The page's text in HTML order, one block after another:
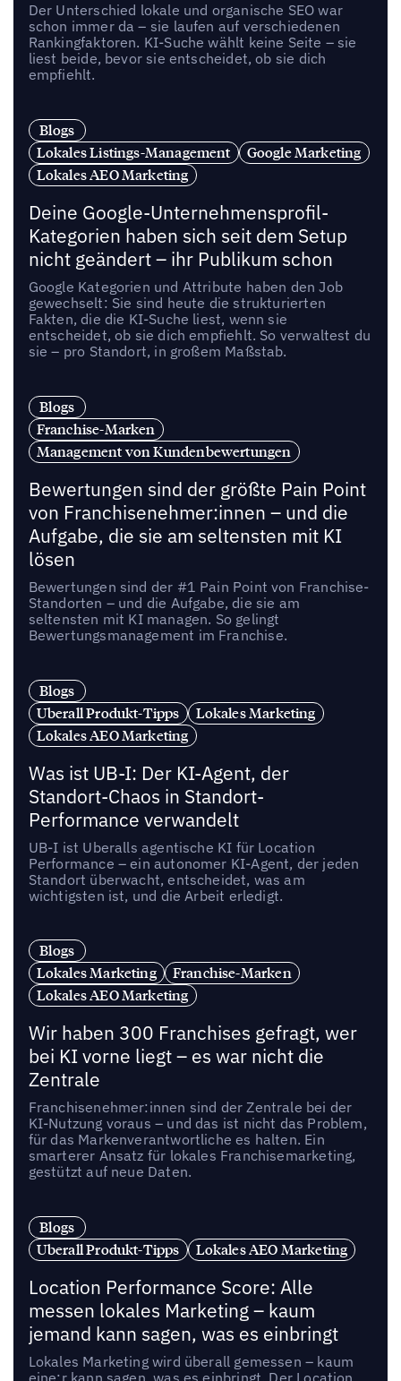
Der Unterschied lokale und organische SEO war
schon immer da – sie laufen auf verschiedenen
Rankingfaktoren. KI-Suche wählt keine Seite – sie
liest beide, bevor sie entscheidet, ob sie dich
empfiehlt.
Blogs
Lokales Listings-Management
Google Marketing
Lokales AEO Marketing
Deine Google-Unternehmensprofil-
Kategorien haben sich seit dem Setup
nicht geändert – ihr Publikum schon
Google Kategorien und Attribute haben den Job
gewechselt: Sie sind heute die strukturierten
Fakten, die die KI-Suche liest, wenn sie
entscheidet, ob sie dich empfiehlt. So verwaltest du
sie – pro Standort, in großem Maßstab.
Blogs
Franchise-Marken
Management von Kundenbewertungen
Bewertungen sind der größte Pain Point
von Franchisenehmer:innen – und die
Aufgabe, die sie am seltensten mit KI
lösen
Bewertungen sind der #1 Pain Point von Franchise-
Standorten – und die Aufgabe, die sie am
seltensten mit KI managen. So gelingt
Bewertungsmanagement im Franchise.
Blogs
Uberall Produkt-Tipps
Lokales Marketing
Lokales AEO Marketing
Was ist UB-I: Der KI-Agent, der
Standort-Chaos in Standort-
Performance verwandelt
UB-I ist Uberalls agentische KI für Location
Performance – ein autonomer KI-Agent, der jeden
Standort überwacht, entscheidet, was am
wichtigsten ist, und die Arbeit erledigt.
Blogs
Lokales Marketing
Franchise-Marken
Lokales AEO Marketing
Wir haben 300 Franchises gefragt, wer
bei KI vorne liegt – es war nicht die
Zentrale
Franchisenehmer:innen sind der Zentrale bei der
KI-Nutzung voraus – und das ist nicht das Problem,
für das Markenverantwortliche es halten. Ein
smarterer Ansatz für lokales Franchisemarketing,
gestützt auf neue Daten.
Blogs
Uberall Produkt-Tipps
Lokales AEO Marketing
Location Performance Score: Alle
messen lokales Marketing – kaum
jemand kann sagen, was es einbringt
Lokales Marketing wird überall gemessen – kaum
eine:r kann sagen, was es einbringt. Der Location